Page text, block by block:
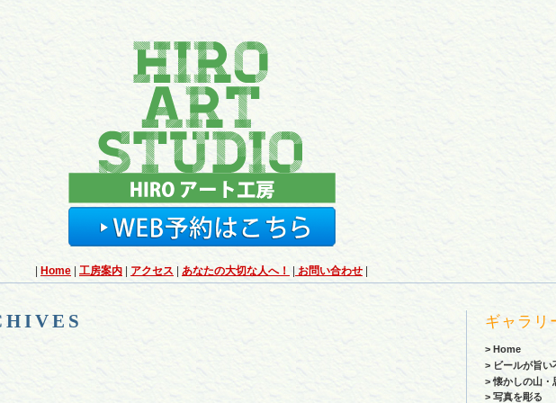
Home 工房案内 アクセス あなたの大切な人へ！ お問い合わせ
ギャラリ
> Home
> ビールが旨い
>懐かしの山・
> 写真を彫る